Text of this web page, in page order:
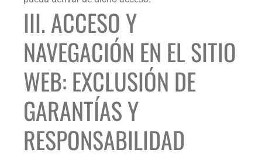
III. ACCESO Y
NAVEGACIÓN EN EL SITIO
WEB: EXCLUSIÓN DE
GARANTÍAS Y
RESPONSABILIDAD